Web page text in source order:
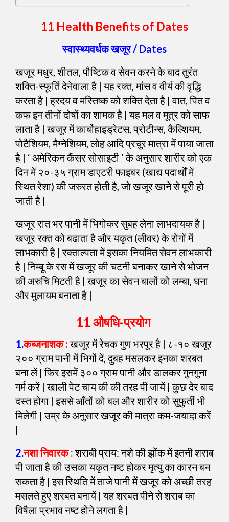
11 Health Benefits of Dates
स्वास्थ्यवर्धक खजूर / Dates
खजूर मधुर, शीतल, पौष्टिक व सेवन करने के बाद तुरंत
शक्ति-स्फूर्ति देनेवाला है | यह रक्त, मांस व वीर्य की वृद्धि
करता है | ह्रदय व मस्तिष्क को शक्ति देता है | वात, पित व
कफ इन तीनों दोषों का शामक है | यह मल व मूत्र को साफ
लाता है | खजूर में कार्बोहाइड्रेटस, प्रोटीन्स, कैल्शियम,
पोटैशियम, मैग्नेशियम, लोह आदि प्रचुर मात्रा में पाया जाता
है | ‘ अमेरिकन कैंसर सोसाइटी ‘ के अनुसार शारीर को एक
दिन में २०-३५ ग्राम डाएटरी फाइबर (खाद्य पदार्थों में
स्थित रेशा) की जरुरत होती है, जो खजूर खाने से पूरी हो
जाती है |
खजूर रात भर पानी में भिगोकर सुबह लेना लाभदायक है |
खजूर रक्त को बढाता है और यकृत (लीवर) के रोगों में
लाभकारी है | रक्ताल्पता में इसका नियमित सेवन लाभकारी
है | निम्बू के रस में खजूर की चटनी बनाकर खाने से भोजन
की अरुचि मिटती है | खजूर का सेवन बालों को लम्बा, घना
और मुलायम बनाता है |
11 औषधि-प्रयोग
1.कब्जनाशक :खजूर में रेचक गुण भरपूर है | ८-१० खजूर
२०० ग्राम पानी में भिगों दें, दुबह मसलकर इनका शरबत
बना लें | फिर इसमें ३०० ग्राम पानी और डालकर गुनगुना
गर्म करें | खाली पेट चाय की की तरह पी जायें | कुछ देर बाद
दस्त होगा | इससे आँतों को बल और शारीर को सुफुर्ती भी
मिलेगी | उम्र के अनुसार खजूर की मात्रा कम-जयादा करें
|
2.नशा निवारक :शराबी प्राय: नशे की झोंक में इतनी शराब
पी जाता है की उसका यकृत नष्ट होकर मृत्यु का कारन बन
सकता है | इस स्थिति में ताजे पानी में खजूर को अच्छी तरह
मसलते हुए शरबत बनायें | यह शरबत पीने से शराब का
विषैला प्रभाव नष्ट होने लगता है |